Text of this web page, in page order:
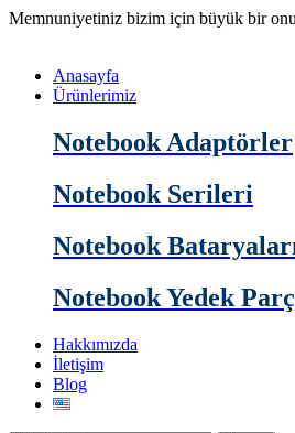
Memnuniyetiniz bizim için büyük bir
Anasayfa
Ürünlerimiz
Notebook Adaptörler
Notebook Serileri
Notebook
Notebook Yedek
Hakkımızda
İletişim
Blog